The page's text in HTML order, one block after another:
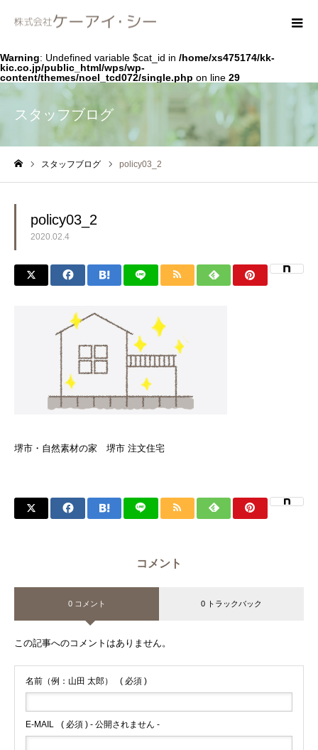
Warning: Undefined variable $cat_id in /home/xs475174/kk-
kic.co.jp/public_html/wps/wp-
content/themes/noel_tcd072/single.php on line 29
スタッフブログ
スタッフブログ policy03_2
policy03_2
2020.02.4
堺市・自然素材の家 堺市 注文住宅
コメント
0 コメント 0 トラックバック
この記事へのコメントはありません。
名前（例：山田 太郎） ( 必須 )
E-MAIL ( 必須 ) - 公開されません -